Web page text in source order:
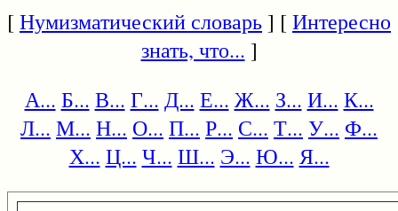
[Нумизматический словарь] [Интересно
знать, что... ]
А... Б... В... Г... Д... Е... Ж... З... И... К...
Л... М... Н... О... П... Р... С... Т... У... Ф...
Х... Ц... Ч... Ш... Э... Ю... Я...